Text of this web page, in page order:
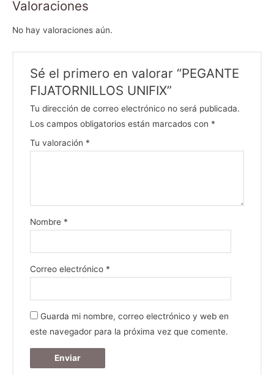
Valoraciones
No hay valoraciones aún.
Sé el primero en valorar “PEGANTE
FIJATORNILLOS UNIFIX”
Tu dirección de correo electrónico no será publicada.
Los campos obligatorios están marcados con *
Tu valoración *
Nombre *
Correo electrónico *
Guarda mi nombre, correo electrónico y web en
este navegador para la próxima vez que comente.